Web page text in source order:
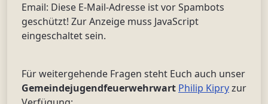
Email: Diese E-Mail-Adresse ist vor Spambots
geschützt! Zur Anzeige muss JavaScript
eingeschaltet sein.
Für weitergehende Fragen steht Euch auch unser
Gemeindejugendfeuerwehrwart Philip Kipryzur